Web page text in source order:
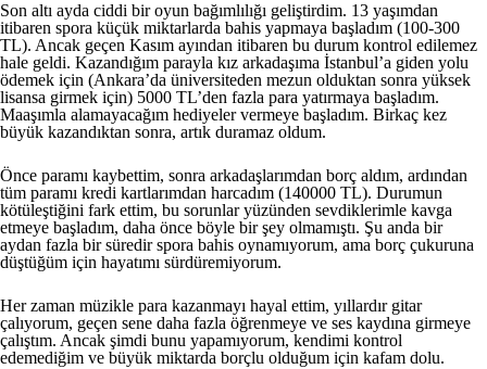
Son altı ayda ciddi bir oyun bağımlılığı geliştirdim. 13 yaşımdan
itibaren spora küçük miktarlarda bahis yapmaya başladım (100-300
TL). Ancak geçen Kasım ayından itibaren bu durum kontrol edilemez
hale geldi. Kazandığım parayla kız arkadaşıma İstanbul’a giden yolu
ödemek için (Ankara’da üniversiteden mezun olduktan sonra yüksek
lisansa girmek için) 5000 TL’den fazla para yatırmaya başladım.
Maaşımla alamayacağım hediyeler vermeye başladım. Birkaç kez
büyük kazandıktan sonra, artık duramaz oldum.
Önce paramı kaybettim, sonra arkadaşlarımdan borç aldım, ardından
tüm paramı kredi kartlarımdan harcadım (140000 TL). Durumun
kötüleştiğini fark ettim, bu sorunlar yüzünden sevdiklerimle kavga
etmeye başladım, daha önce böyle bir şey olmamıştı. Şu anda bir
aydan fazla bir süredir spora bahis oynamıyorum, ama borç çukuruna
düştüğüm için hayatımı sürdüremiyorum.
Her zaman müzikle para kazanmayı hayal ettim, yıllardır gitar
çalıyorum, geçen sene daha fazla öğrenmeye ve ses kaydına girmeye
çalıştım. Ancak şimdi bunu yapamıyorum, kendimi kontrol
edemediğim ve büyük miktarda borçlu olduğum için kafam dolu.